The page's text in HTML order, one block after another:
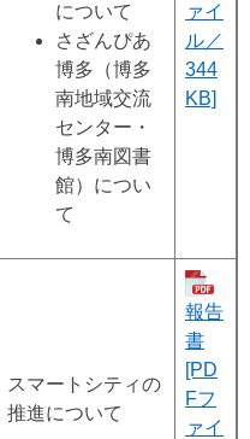
について
さざんぴあ
博多（博多
南地域交流
センター・
博多南図書
館）につい
て
ァイ
ル／
344
KB]
スマートシティの
推進について
報告
書
[PD
Fフ
ァイ